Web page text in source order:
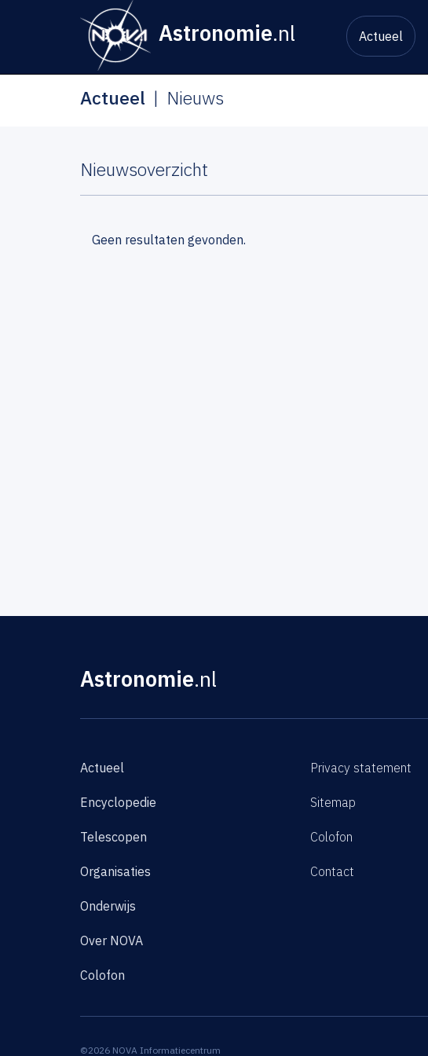
Astronomie.nl Actueel
Actueel Nieuws
Nieuwsoverzicht
Geen resultaten gevonden.
Astronomie.nl
Actueel
Encyclopedie
Telescopen
Organisaties
Onderwijs
Over NOVA
Colofon
Privacy statement
Sitemap
Colofon
Contact
©2026 NOVA Informatiecentrum